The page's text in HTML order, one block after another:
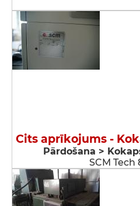
Cits aprīkojums -
Pārdošana >
SCM Tech